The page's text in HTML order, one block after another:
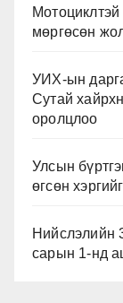
Мотоциклтэй
мөргөсөн
УИХ-ын
Сутай
оролцлоо
Улсын
өгсөн
Нийслэлийн
сарын 1-нд